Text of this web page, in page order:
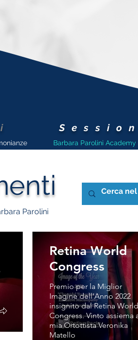
Barbara Parolini Academy
Parolini
Retina World
Congress
Premio per la Miglior
Imagine dell'Anno 2022
insignito dal Retina World
Congress. Vinto assiema
mia Ortottista Veronika
Matello